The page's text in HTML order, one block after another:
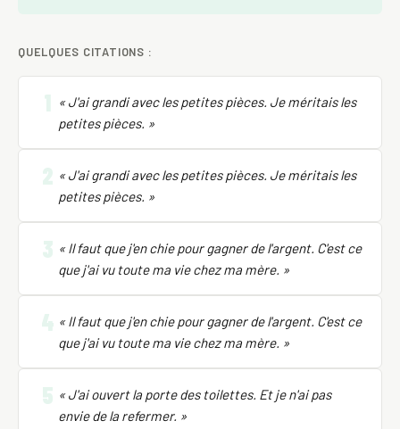
QUELQUES CITATIONS :
1
« J'ai grandi avec les petites pièces. Je méritais les
petites pièces. »
2 « J'ai grandi avec les petites pièces. Je méritais les
petites pièces. »
3 « Il faut que j'en chie pour gagner de l'argent. C'est ce
que j'ai vu toute ma vie chez ma mère. »
4 « Il faut que j'en chie pour gagner de l'argent. C'est ce
que j'ai vu toute ma vie chez ma mère. »
5 « J'ai ouvert la porte des toilettes. Et je n'ai pas
envie de la refermer. »